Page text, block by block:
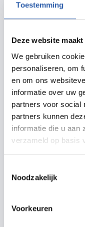
Toestemming
Deze website
We gebruiken
personaliseren, om
en om ons
informatie over uw
partners voor social
partners kunnen
informatie die u aan
verzameld op basis
Noodzakelijk
Voorkeuren
Een unieke kans
van het project: de
transportkosten en
twee kunstenaars
afreizen.
De opening van de
om 19.30 uur.
internationale
Ben Schildkamp,